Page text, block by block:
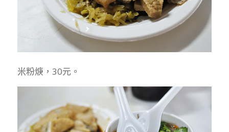
米粉焿，30元。